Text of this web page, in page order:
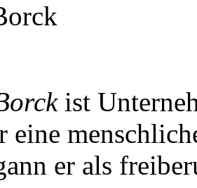
ist
eine
er als